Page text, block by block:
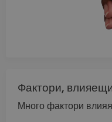
Фактори,
Много фактори